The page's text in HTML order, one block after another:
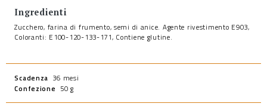
Ingredienti
Zucchero, farina di frumento, semi di anice. Agente rivestimento E903,
Coloranti: E100-120-133-171, Contiene glutine.
Scadenza 36 mesi
Confezione 50 g